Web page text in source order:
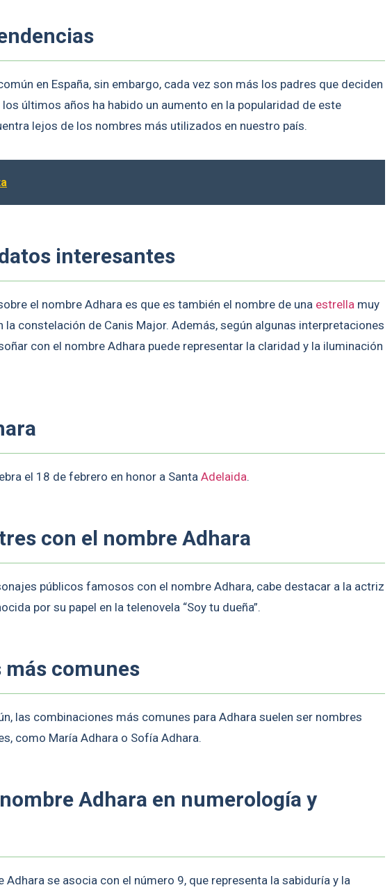
en España, sin embargo, cada vez son más los padres que deciden
últimos años ha habido un aumento en la popularidad de este
lejos de los nombres más utilizados en nuestro país.
interesantes
el nombre Adhara es que es también el nombre de una estrella muy
la constelación de Canis Major. Además, según algunas interpretaciones
con el nombre Adhara puede representar la claridad y la iluminación
el 18 de febrero en honor a Santa Adelaida.
con el nombre Adhara
públicos famosos con el nombre Adhara, cabe destacar a la actriz
por su papel en la telenovela “Soy tu dueña”.
comunes
las combinaciones más comunes para Adhara suelen ser nombres
como María Adhara o Sofía Adhara.
Adhara en numerología y
Adhara se asocia con el número 9, que representa la sabiduría y la